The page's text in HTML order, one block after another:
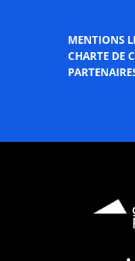
MENTIONS
CHARTE DE